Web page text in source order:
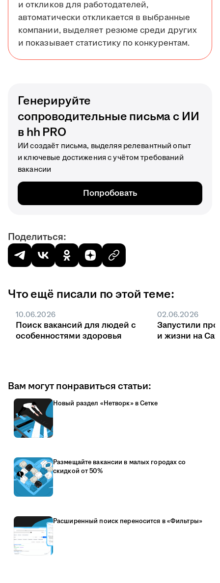
и откликов для работодателей,
автоматически откликается в выбранные
компании, выделяет резюме среди других
и показывает статистику по конкурентам.
Генерируйте
сопроводительные письма с ИИ
в hh PRO
ИИ создаёт письма, выделяя релевантный опыт
и ключевые достижения с учётом требований
вакансии
Попробовать
Поделиться:
Что ещё писали по этой теме:
10.06.2026
Поиск вакансий для людей с
особенностями здоровья
02.06.2026
Запустили
и жизни на
Вам могут понравиться статьи:
Новый раздел «Нетворк» в Сетке
Размещайте вакансии в малых городах со
скидкой от 50%
Расширенный поиск переносится в «Фильтры»